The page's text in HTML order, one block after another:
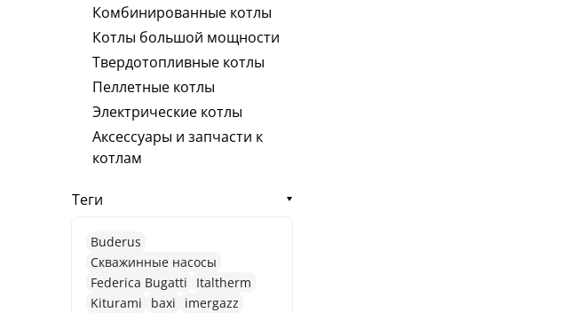
Комбинированные котлы
Котлы большой мощности
Твердотопливные котлы
Пеллетные котлы
Электрические котлы
Аксессуары и запчасти к
котлам
Теги
Buderus
Cкважинные насосы
Federica Bugatti
Italtherm
Kiturami
baxi
imergazz